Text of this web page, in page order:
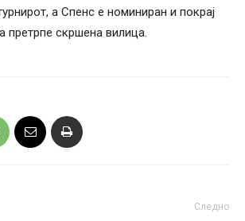
а Спенс е номиниран и покрај
претрпе скршена вилица.
Следно